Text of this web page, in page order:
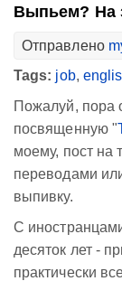
Выпьем? На
Отправлено
Tags: job,
Пожалуй, пора
посвященную "
моему, пост на
переводами
выпивку.
С
десяток лет -
практически